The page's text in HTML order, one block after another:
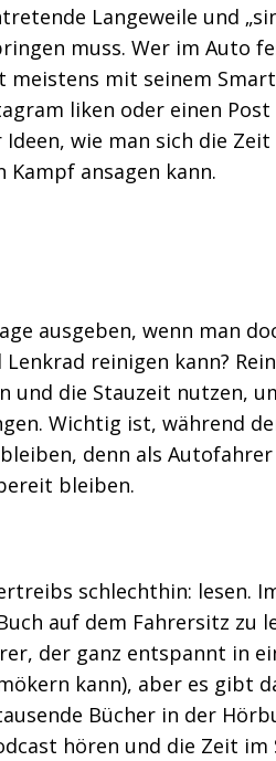
Langeweile und
muss. Wer im Auto
mit seinem
liken oder einen Post
wie man sich die Zeit
ansagen kann.
ausgeben, wenn man
reinigen kann?
und die Stauzeit nutzen,
Wichtig ist, während
denn als
bleiben.
schlechthin: lesen.
auf dem Fahrersitz zu
der ganz entspannt in
kann), aber es gibt
Bücher in der
hören und die Zeit im